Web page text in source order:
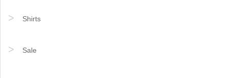
Shirts
Sale